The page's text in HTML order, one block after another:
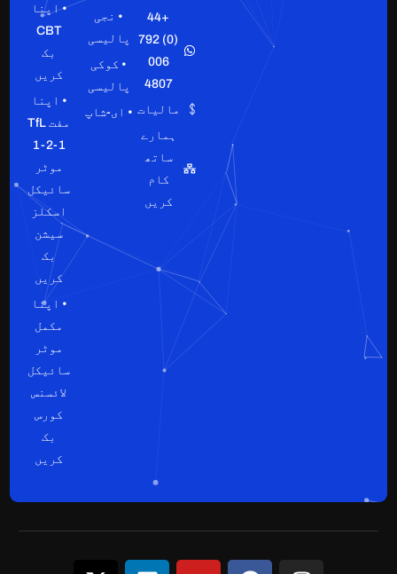
+44
(0) 792
006
4807
مالیات
ہمارے
ساتھ
کام
کریں
• نجی
پالیسی
• کوکی
پالیسی
• ای-شاپ
• اپنا
CBT
بک
کریں
• اپنا
مفت TfL
1-2-1
موٹر
سائیکل
اسکلز
سیشن
بک
کریں
• اپنا
مکمل
موٹر
سائیکل
لائسنس
کورس
بک
کریں